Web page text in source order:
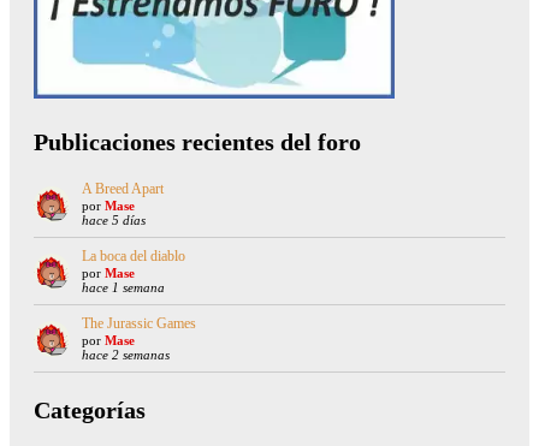
Publicaciones recientes del foro
A Breed Apart
por Mase
hace 5 días
La boca del diablo
por Mase
hace 1 semana
The Jurassic Games
por Mase
hace 2 semanas
Categorías